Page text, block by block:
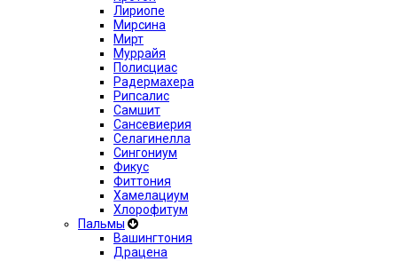
Лириопе
Мирсина
Мирт
Муррайя
Полисциас
Радермахера
Рипсалис
Самшит
Сансевиерия
Селагинелла
Сингониум
Фикус
Фиттония
Хамелациум
Хлорофитум
Пальмы
Вашингтония
Драцена